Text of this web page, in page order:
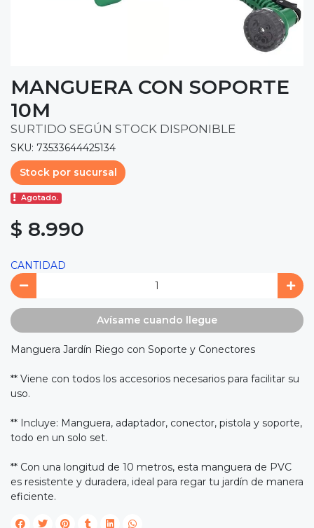
MANGUERA CON SOPORTE
10M
SURTIDO SEGÚN STOCK DISPONIBLE
SKU: 73533644425134
Stock por sucursal
Agotado.
$ 8.990
CANTIDAD
Avísame cuando llegue
Manguera Jardín Riego con Soporte y Conectores
** Viene con todos los accesorios necesarios para facilitar su
uso.
** Incluye: Manguera, adaptador, conector, pistola y soporte,
todo en un solo set.
** Con una longitud de 10 metros, esta manguera de PVC
es resistente y duradera, ideal para regar tu jardín de manera
eficiente.